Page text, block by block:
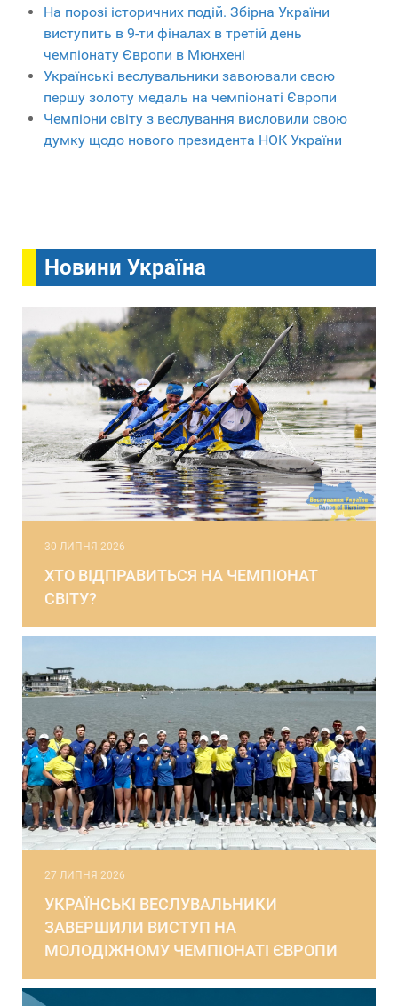
На порозі історичних подій. Збірна України
виступить в 9-ти фіналах в третій день
чемпіонату Європи в Мюнхені
Українські веслувальники завоювали свою
першу золоту медаль на чемпіонаті Європи
Чемпіони світу з веслування висловили свою
думку щодо нового президента НОК України
Новини Україна
30 ЛИПНЯ 2026
ХТО ВІДПРАВИТЬСЯ НА ЧЕМПІОНАТ
СВІТУ?
27 ЛИПНЯ 2026
УКРАЇНСЬКІ ВЕСЛУВАЛЬНИКИ
ЗАВЕРШИЛИ ВИСТУП НА
МОЛОДІЖНОМУ ЧЕМПІОНАТІ ЄВРОПИ